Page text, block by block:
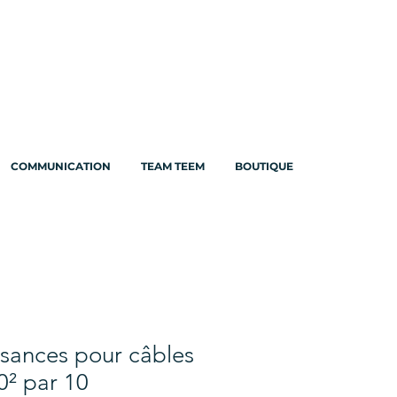
COMMUNICATION TEAM TEEM BOUTIQUE
pour câbles
par 10